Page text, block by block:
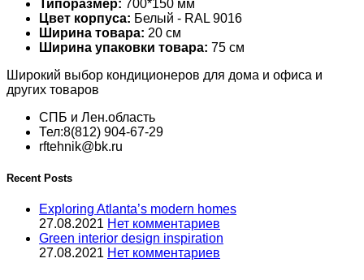
Типоразмер: 700*150 мм
Цвет корпуса: Белый - RAL 9016
Ширина товара: 20 см
Ширина упаковки товара: 75 см
Широкий выбор кондиционеров для дома и офиса и
других товаров
СПБ и Лен.область
Тел:8(812) 904-67-29
rftehnik@bk.ru
Recent Posts
Exploring Atlanta’s modern homes
27.08.2021 Нет комментариев
Green interior design inspiration
27.08.2021 Нет комментариев